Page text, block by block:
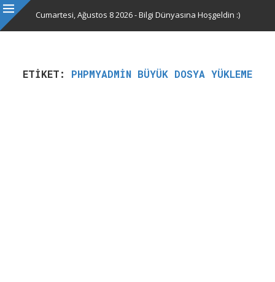
Cumartesi, Ağustos 8 2026 - Bilgi Dünyasına Hoşgeldin :)
ETIKET: PHPMYADMIN BÜYÜK DOSYA YÜKLEME